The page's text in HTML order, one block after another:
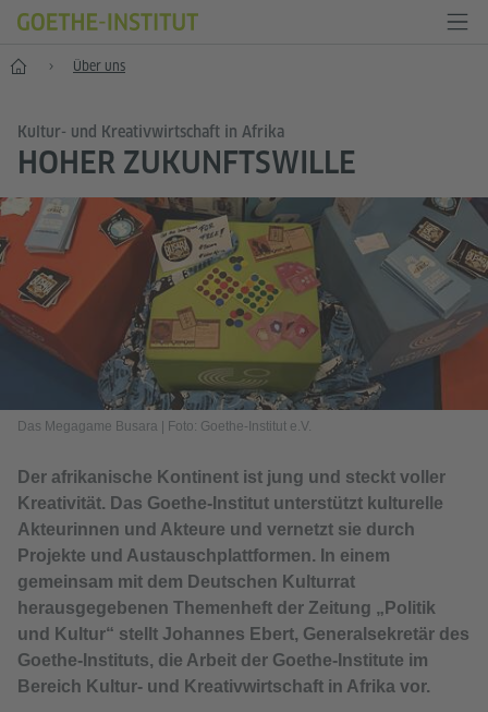
Start Über uns
Kultur- und Kreativwirtschaft in Afrika
HOHER ZUKUNFTSWILLE
Das Megagame Busara Foto: Goethe-Institut e.V.
Der afrikanische Kontinent ist jung und steckt voller
Kreativität. Das Goethe-Institut unterstützt kulturelle
Akteurinnen und Akteure und vernetzt sie durch
Projekte und Austauschplattformen. In einem
gemeinsam mit dem Deutschen Kulturrat
herausgegebenen Themenheft der Zeitung „Politik
und Kultur“ stellt Johannes Ebert, Generalsekretär des
Goethe-Instituts, die Arbeit der Goethe-Institute im
Bereich Kultur- und Kreativwirtschaft in Afrika vor.